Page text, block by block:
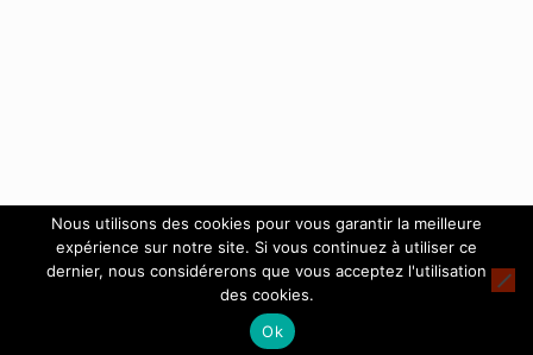
Nous utilisons des cookies pour vous garantir la meilleure
expérience sur notre site. Si vous continuez à utiliser ce
dernier, nous considérerons que vous acceptez l'utilisation
des cookies.
Ok